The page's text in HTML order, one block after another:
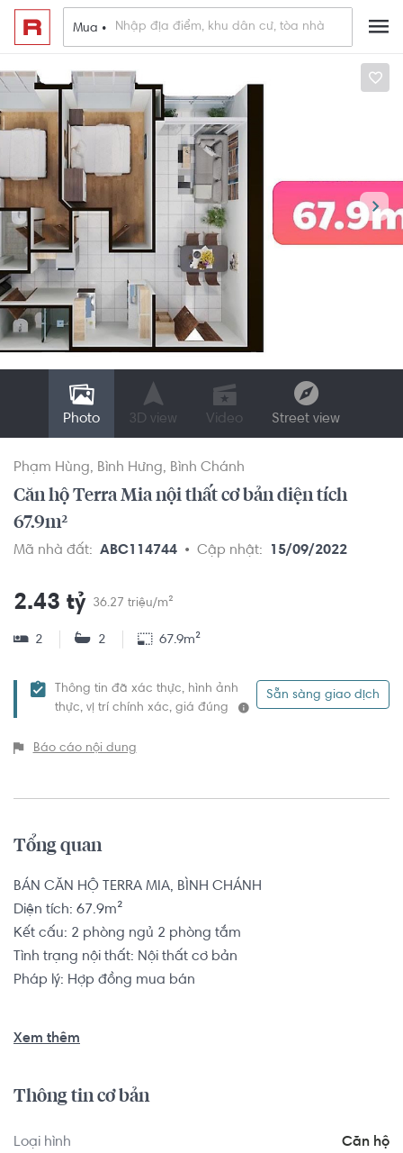
Mua •
Photo 3D view Video Street view
Phạm Hùng Bình Hưng Bình Chánh
Căn hộ Terra Mia nội thất cơ bản diện tích
67.9m²
Mã nhà đất: ABC114744 Cập nhật: 15/09/2022
2.43 tỷ 36.27 triệu/m²
2 2 67.9m²
Thông tin đã xác thực, hình ảnh
thực, vị trí chính xác, giá đúng
Sẵn sàng giao dịch
Báo cáo nội dung
Tổng quan
BÁN CĂN HỘ TERRA MIA, BÌNH CHÁNH
Diện tích: 67.9m²
Kết cấu: 2 phòng ngủ 2 phòng tắm
Tình trạng nội thất: Nội thất cơ bản
Pháp lý: Hợp đồng mua bán
Quận 1 khoảng 15 phút đi xe, cách Quốc lộ 50 khoảng 5
cách đường Nguyễn Hữu Thọ 8 phút đi xe.
Xem thêm
Thông tin cơ bản
Loại hình Căn hộ